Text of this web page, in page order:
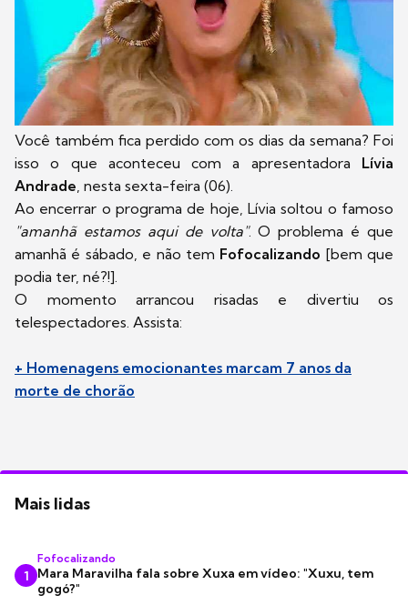
Você também fica perdido com os dias da semana? Foi
isso o que aconteceu com a apresentadora Lívia
Andrade , nesta sexta-feira (06).
Ao encerrar o programa de hoje, Lívia soltou o famoso
"amanhã estamos aqui de volta". O problema é que
amanhã é sábado, e não tem Fofocalizando [bem que
podia ter, né?!].
O momento arrancou risadas e divertiu os
telespectadores. Assista:
+ Homenagens emocionantes marcam 7 anos da
morte de chorão
Mais lidas
1
Fofocalizando
Mara Maravilha fala sobre Xuxa em vídeo: "Xuxu, tem
gogó?"